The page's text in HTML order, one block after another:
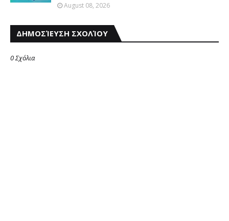
August 08, 2026
ΔΗΜΟΣΊΕΥΣΗ ΣΧΟΛΊΟΥ
0 Σχόλια